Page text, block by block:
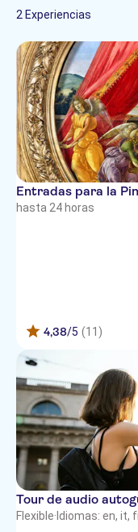
Italiano
2 Experiencias
Entradas para la
hasta 24 horas
4,38/5 (11)
Tour de audio
Flexible· Idiomas: en, it,